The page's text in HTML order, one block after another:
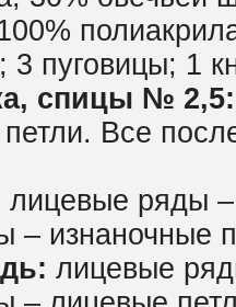
пуговицы; 1
спицы №
Все
лицевые ряды
– изнаночные
лицевые